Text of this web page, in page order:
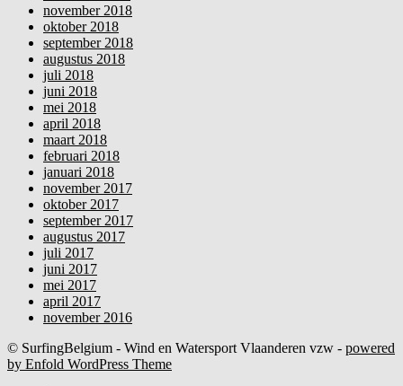
november 2018
oktober 2018
september 2018
augustus 2018
juli 2018
juni 2018
mei 2018
april 2018
maart 2018
februari 2018
januari 2018
november 2017
oktober 2017
september 2017
augustus 2017
juli 2017
juni 2017
mei 2017
april 2017
november 2016
© SurfingBelgium - Wind en Watersport Vlaanderen vzw - powered
by Enfold WordPress Theme